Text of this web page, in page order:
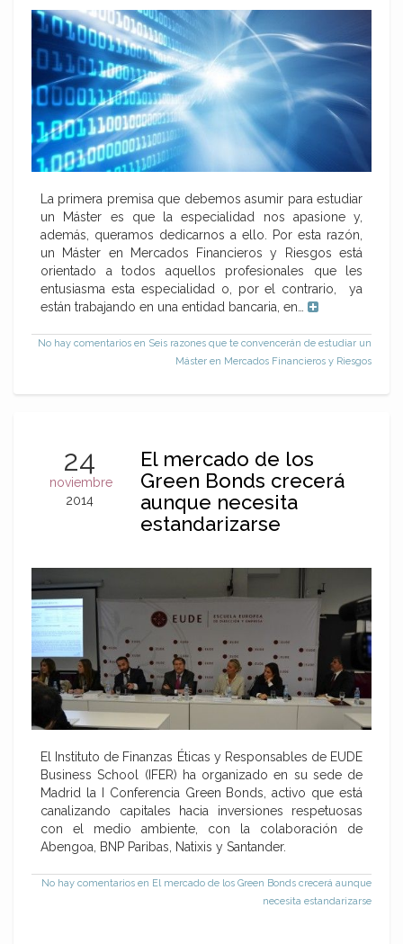
La primera premisa que debemos asumir para estudiar
un Máster es que la especialidad nos apasione y,
además, queramos dedicarnos a ello. Por esta razón,
un Máster en Mercados Financieros y Riesgos está
orientado a todos aquellos profesionales que les
entusiasma esta especialidad o, por el contrario, ya
están trabajando en una entidad bancaria, en…
No hay comentarios en Seis razones que te convencerán de estudiar un
Máster en Mercados Financieros y Riesgos
24
noviembre
2014
El mercado de los
Green Bonds crecerá
aunque necesita
estandarizarse
El Instituto de Finanzas Éticas y Responsables de EUDE
Business School (IFER) ha organizado en su sede de
Madrid la I Conferencia Green Bonds, activo que está
canalizando capitales hacia inversiones respetuosas
con el medio ambiente, con la colaboración de
Abengoa, BNP Paribas, Natixis y Santander.
No hay comentarios en El mercado de los Green Bonds crecerá aunque
necesita estandarizarse